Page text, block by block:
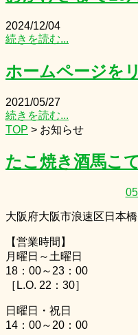
2024/12/04
続きを読む...
ホームページを
2021/05/27
続きを読む...
TOP > お知らせ
たこ焼き酒馬こ
大阪府大阪市浪速区日本
【営業時間】
月曜日～土曜日
18：00～23：00
［L.O. 22：30］
日曜日・祝日
14：00～20：00